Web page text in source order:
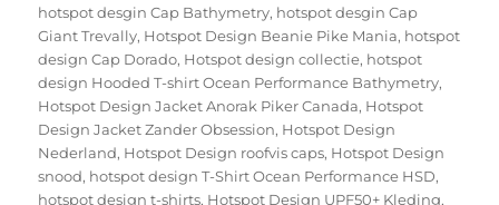
hotspot desgin Cap Bathymetry, hotspot desgin Cap
Giant Trevally, Hotspot Design Beanie Pike Mania, hotspot
design Cap Dorado, Hotspot design collectie, hotspot
design Hooded T-shirt Ocean Performance Bathymetry,
Hotspot Design Jacket Anorak Piker Canada, Hotspot
Design Jacket Zander Obsession, Hotspot Design
Nederland, Hotspot Design roofvis caps, Hotspot Design
snood, hotspot design T-Shirt Ocean Performance HSD,
hotspot design t-shirts, Hotspot Design UPF50+ Kleding,